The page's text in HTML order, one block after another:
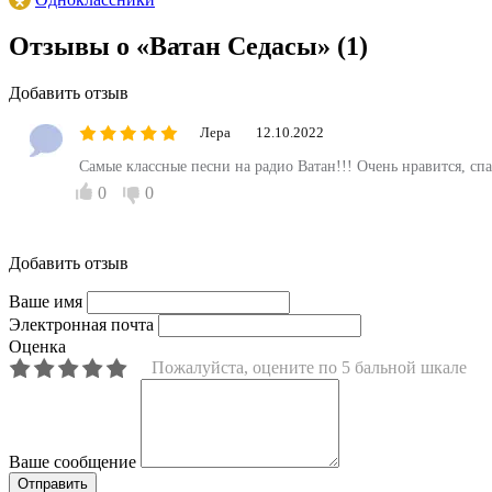
Отзывы о «Ватан Седасы» (1)
Добавить отзыв
Лера 12.10.2022
Самые классные песни на радио Ватан!!! Очень нравится,
0 0
Добавить отзыв
Ваше имя
Электронная почта
Оценка
Пожалуйста, оцените по 5 бальной шкале
Ваше сообщение